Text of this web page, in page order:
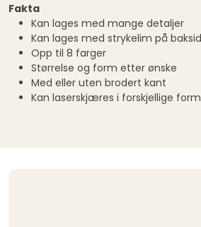
Fakta
Kan lages med mange detaljer
Kan lages med strykelim på
Opp til 8 farger
Størrelse og form etter ønske
Med eller uten brodert kant
Kan laserskjæres i forskjellige